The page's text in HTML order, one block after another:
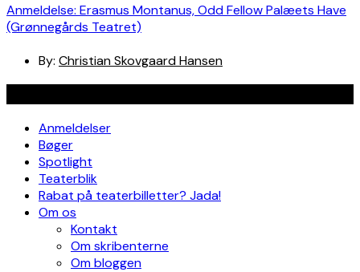
Anmeldelse: Erasmus Montanus, Odd Fellow Palæets Have
(Grønnegårds Teatret)
By: Christian Skovgaard Hansen
Anmeldelser
Bøger
Spotlight
Teaterblik
Rabat på teaterbilletter? Jada!
Om os
Kontakt
Om skribenterne
Om bloggen